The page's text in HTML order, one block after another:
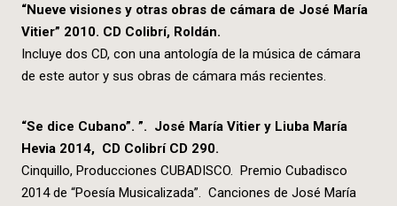
“Nueve visiones y otras obras de cámara de José María
Vitier” 2010. CD Colibrí, Roldán.
Incluye dos CD, con una antología de la música de cámara
de este autor y sus obras de cámara más recientes.
“Se dice Cubano”. ”. José María Vitier y Liuba María
Hevia 2014, CD Colibrí CD 290.
Cinquillo, Producciones CUBADISCO. Premio Cubadisco
2014 de “Poesía Musicalizada”. Canciones de José María